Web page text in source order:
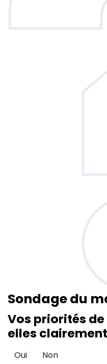
Sondagedu
Vos priorités
elles
Oui Non